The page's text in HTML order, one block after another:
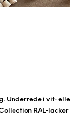
Underrede i vit-
RAL-